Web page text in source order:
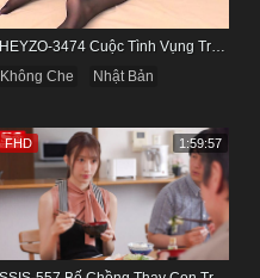
Không Che
Nhật Bản
FHD 1:59:57